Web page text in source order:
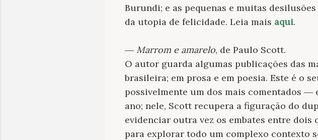
Burundi; e as pequenas e muitas
da utopia de felicidade. Leia mais aqui.
― Marrom e amarelo, de Paulo Scott.
O autor guarda algumas publicações das
brasileira; em prosa e em poesia. Este é o
possivelmente um dos mais comentados
ano; nele, Scott recupera a figuração do
evidenciar outra vez os embates entre
para explorar todo um complexo contexto